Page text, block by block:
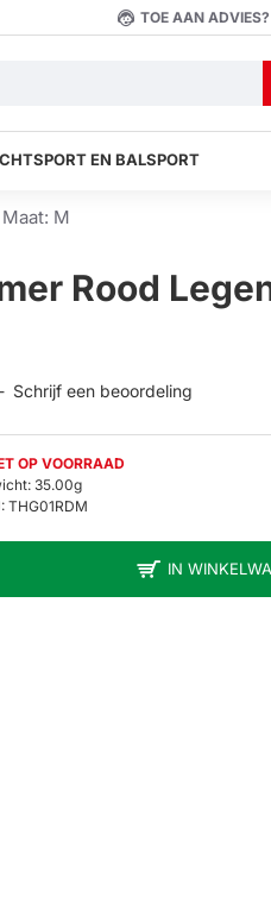
TOE AAN
EN BALSPORT
M
Rood
- Schrijf een beoordeling
OP VOORRAAD
35.00g
THG01RDM
IN